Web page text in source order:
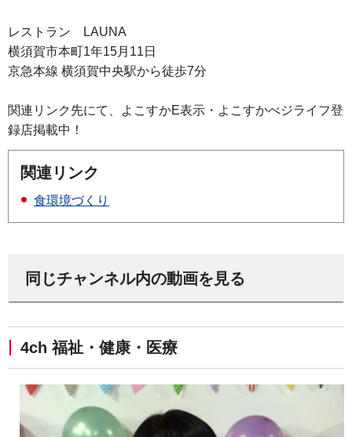
レストラン LAUNA
横須賀市本町1年15月11日
京急本線 横須賀中央駅から徒歩7分
関連リンク先にて、よこすかE表示・よこすかべジライフ登
録店掲載中！
関連リンク
食環境づくり
同じチャンネル内の動画を見る
4ch 福祉・健康・医療